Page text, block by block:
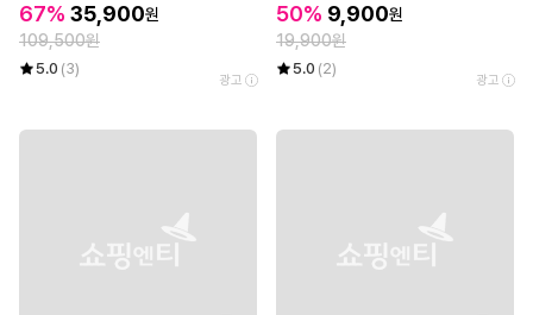
67% 35,900원
109,500원
5.0 (3)
광고
50% 9,900원
19,900원
5.0 (2)
광고